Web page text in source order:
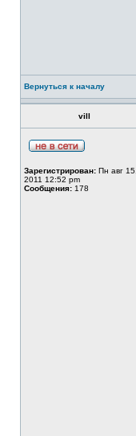
Вернуться к началу
vill
Зарегистрирован: Пн авг 15,
2011 12:52 pm
Сообщения: 178